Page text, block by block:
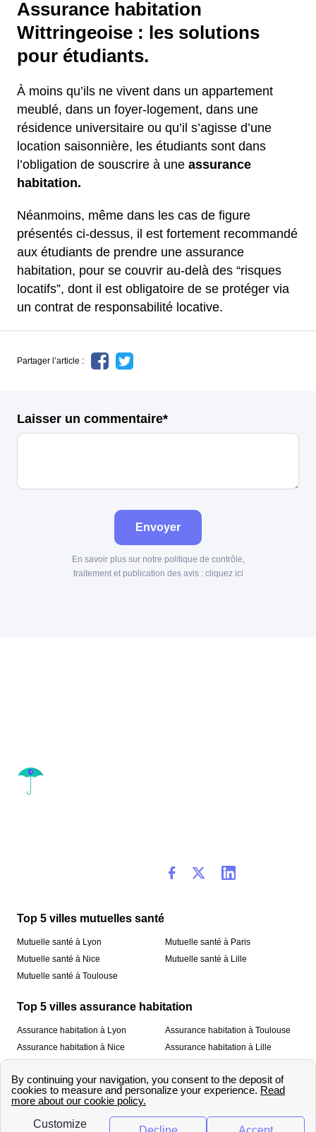
Assurance habitation
Wittringeoise : les solutions
pour étudiants.
À moins qu’ils ne vivent dans un appartement
meublé, dans un foyer-logement, dans une
résidence universitaire ou qu’il s’agisse d’une
location saisonnière, les étudiants sont dans
l’obligation de souscrire à une assurance
habitation.
Néanmoins, même dans les cas de figure
présentés ci-dessus, il est fortement recommandé
aux étudiants de prendre une assurance
habitation, pour se couvrir au-delà des “risques
locatifs”, dont il est obligatoire de se protéger via
un contrat de responsabilité locative.
Partager l’article :
Laisser un commentaire*
Envoyer
En savoir plus sur notre politique de contrôle,
traitement et publication des avis : cliquez ici
Top 5 villes mutuelles santé
Mutuelle santé à Lyon
Mutuelle santé à Nice
Mutuelle santé à Toulouse
Mutuelle santé à Paris
Mutuelle santé à Lille
Top 5 villes assurance habitation
Assurance habitation à Lyon
Assurance habitation à Nice
Assurance habitation à Toulouse
Assurance habitation à Lille
À propos
Qui sommes-nous ? Mentions légales